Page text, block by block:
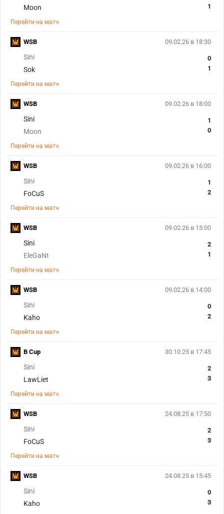
Moon
1
Перейти на матч
09.02.26 в 18:30
Sini
Sok
0
1
Перейти на матч
WSB
09.02.26 в 18:00
Sini
Moon
1
0
Перейти на матч
WSB
09.02.26 в 16:00
Sini
FoCuS
1
2
Перейти на матч
WSB
09.02.26 в 15:00
Sini
EleGaNt
2
1
Перейти на матч
WSB
09.02.26 в 14:00
Sini
Kaho
0
2
Перейти на матч
WSB
30.10.25 в 17:45
Sini
LawLiet
2
3
Перейти на матч
B Cup
24.08.25 в 17:50
Sini
FoCuS
2
3
Перейти на матч
WSB
24.08.25 в 15:45
Sini
Kaho
0
3
WSB